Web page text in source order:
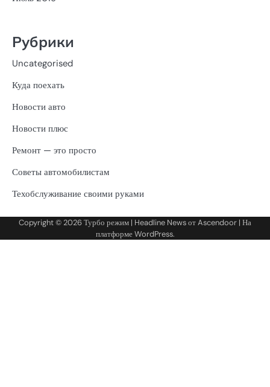
Рубрики
Uncategorised
Куда поехать
Новости авто
Новости плюс
Ремонт — это просто
Советы автомобилистам
Техобслуживание своими руками
Copyright © 2026Турбо режим | Headline News отAscendoor | На
платформеWordPress.